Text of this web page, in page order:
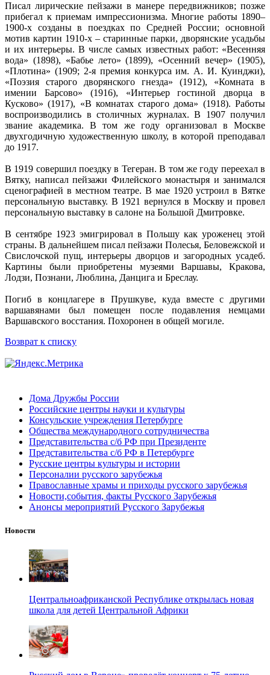
Писал лирические пейзажи в манере передвижников; позже
прибегал к приемам импрессионизма. Многие работы 1890–
1900-х созданы в поездках по Средней России; основной
мотив картин 1910-х – старинные парки, дворянские усадьбы
и их интерьеры. В числе самых известных работ: «Весенняя
вода» (1898), «Бабье лето» (1899), «Осенний вечер» (1905),
«Плотина» (1909; 2-я премия конкурса им. А. И. Куинджи),
«Поэзия старого дворянского гнезда» (1912), «Комната в
имении Барсово» (1916), «Интерьер гостиной дворца в
Кусково» (1917), «В комнатах старого дома» (1918). Работы
воспроизводились в столичных журналах. В 1907 получил
звание академика. В том же году организовал в Москве
двухгодичную художественную школу, в которой преподавал
до 1917.
В 1919 совершил поездку в Тегеран. В том же году переехал в
Вятку, написал пейзажи Филейского монастыря и занимался
сценографией в местном театре. В мае 1920 устроил в Вятке
персональную выставку. В 1921 вернулся в Москву и провел
персональную выставку в салоне на Большой Дмитровке.
В сентябре 1923 эмигрировал в Польшу как уроженец этой
страны. В дальнейшем писал пейзажи Полесья, Беловежской и
Свислочской пущ, интерьеры дворцов и загородных усадеб.
Картины были приобретены музеями Варшавы, Кракова,
Лодзи, Познани, Люблина, Данцига и Бреслау.
Погиб в концлагере в Прушкуве, куда вместе с другими
варшавянами был помещен после подавления немцами
Варшавского восстания. Похоронен в общей могиле.
Возврат к списку
Дома Дружбы России
Российские центры науки и культуры
Консульские учреждения Петербурге
Общества международного сотрудничества
Представительства с/б РФ при Президенте
Представительства с/б РФ в Петербурге
Русские центры культуры и истории
Персоналии русского зарубежья
Православные храмы и приходы русского зарубежья
Новости,события, факты Русского Зарубежья
Анонсы мероприятий Русского Зарубежья
Новости
Центральноафриканской Республике открылась новая
школа для детей Центральной Африки